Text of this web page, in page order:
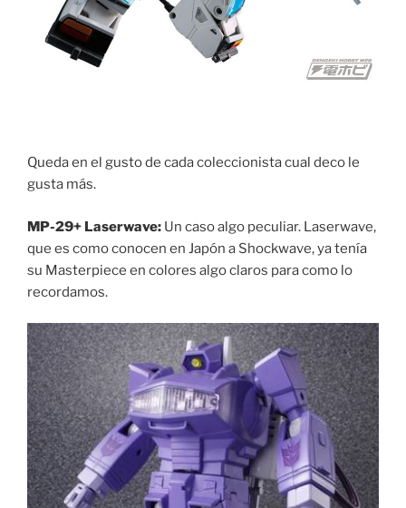
Queda en el gusto de cada coleccionista cual deco le
gusta más.
MP-29+ Laserwave: Un caso algo peculiar. Laserwave,
que es como conocen en Japón a Shockwave, ya tenía
su Masterpiece en colores algo claros para como lo
recordamos.